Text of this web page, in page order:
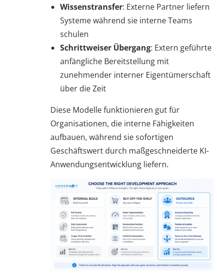
Wissenstransfer: Externe Partner liefern
Systeme während sie interne Teams
schulen
Schrittweiser Übergang: Extern geführte
anfängliche Bereitstellung mit
zunehmender interner Eigentümerschaft
über die Zeit
Diese Modelle funktionieren gut für
Organisationen, die interne Fähigkeiten
aufbauen, während sie sofortigen
Geschäftswert durch maßgeschneiderte KI-
Anwendungsentwicklung liefern.